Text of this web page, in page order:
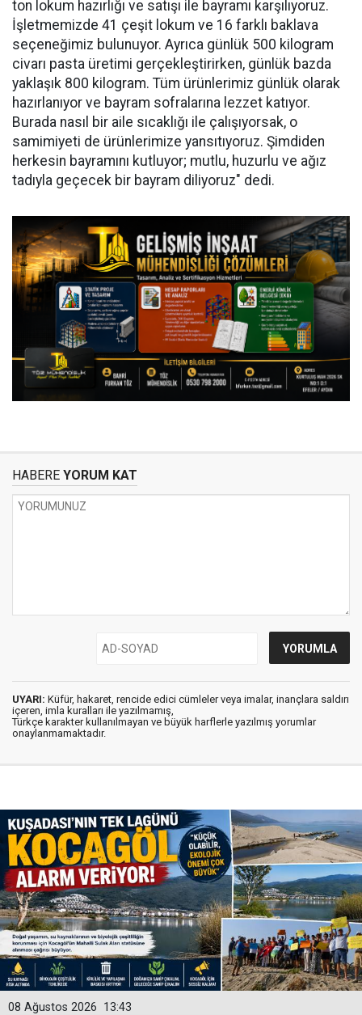
ton lokum hazırlığı ve satışı ile bayramı karşılıyoruz.
İşletmemizde 41 çeşit lokum ve 16 farklı baklava
seçeneğimiz bulunuyor. Ayrıca günlük 500 kilogram
civarı pasta üretimi gerçekleştirirken, günlük bazda
yaklaşık 800 kilogram. Tüm ürünlerimiz günlük olarak
hazırlanıyor ve bayram sofralarına lezzet katıyor.
Burada nasıl bir aile sıcaklığı ile çalışıyorsak, o
samimiyeti de ürünlerimize yansıtıyoruz. Şimdiden
herkesin bayramını kutluyor; mutlu, huzurlu ve ağız
tadıyla geçecek bir bayram diliyoruz" dedi.
HABERE YORUM KAT
UYARI: Küfür, hakaret, rencide edici cümleler veya imalar, inançlara saldırı
içeren, imla kuralları ile yazılmamış,
Türkçe karakter kullanılmayan ve büyük harflerle yazılmış yorumlar
onaylanmamaktadır.
13:43
08 Ağustos 2026